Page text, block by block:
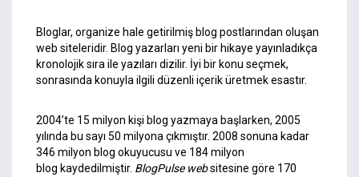
Bloglar, organize hale getirilmiş blog postlarından oluşan
web siteleridir. Blog yazarları yeni bir hikaye yayınladıkça
kronolojik sıra ile yazıları dizilir. İyi bir konu seçmek,
sonrasında konuyla ilgili düzenli içerik üretmek esastır.
2004’te 15 milyon kişi blog yazmaya başlarken, 2005
yılında bu sayı 50 milyona çıkmıştır. 2008 sonuna kadar
346 milyon blog okuyucusu ve 184 milyon
blog kaydedilmiştir. BlogPulse websitesine göre 170